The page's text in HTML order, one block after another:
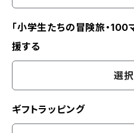
「小学生たちの冒険旅・100
援する
選
ギフトラッピング